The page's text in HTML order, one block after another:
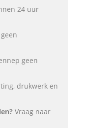
24 uur
geen
drukwerk en
Vraag naar